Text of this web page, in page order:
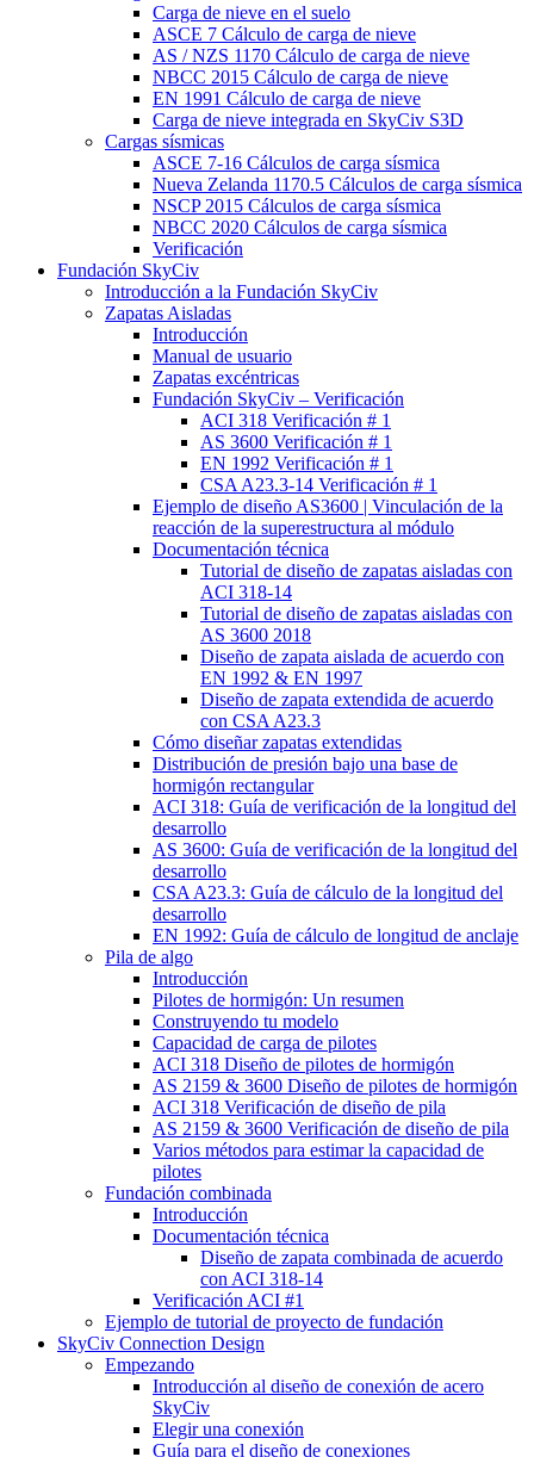
Carga de nieve en el suelo
ASCE 7 Cálculo de carga de nieve
AS / NZS 1170 Cálculo de carga de nieve
NBCC 2015 Cálculo de carga de nieve
EN 1991 Cálculo de carga de nieve
Carga de nieve integrada en SkyCiv S3D
Cargas sísmicas
ASCE 7-16 Cálculos de carga sísmica
Nueva Zelanda 1170.5 Cálculos de carga sísmica
NSCP 2015 Cálculos de carga sísmica
NBCC 2020 Cálculos de carga sísmica
Verificación
Fundación SkyCiv
Introducción a la Fundación SkyCiv
Zapatas Aisladas
Introducción
Manual de usuario
Zapatas excéntricas
Fundación SkyCiv – Verificación
ACI 318 Verificación # 1
AS 3600 Verificación # 1
EN 1992 Verificación # 1
CSA A23.3-14 Verificación # 1
Ejemplo de diseño AS3600 | Vinculación de la
reacción de la superestructura al módulo
Documentación técnica
Tutorial de diseño de zapatas aisladas con
ACI 318-14
Tutorial de diseño de zapatas aisladas con
AS 3600 2018
Diseño de zapata aislada de acuerdo con
EN 1992 & EN 1997
Diseño de zapata extendida de acuerdo
con CSA A23.3
Cómo diseñar zapatas extendidas
Distribución de presión bajo una base de
hormigón rectangular
ACI 318: Guía de verificación de la longitud del
desarrollo
AS 3600: Guía de verificación de la longitud del
desarrollo
CSA A23.3: Guía de cálculo de la longitud del
desarrollo
EN 1992: Guía de cálculo de longitud de anclaje
Pila de algo
Introducción
Pilotes de hormigón: Un resumen
Construyendo tu modelo
Capacidad de carga de pilotes
ACI 318 Diseño de pilotes de hormigón
AS 2159 & 3600 Diseño de pilotes de hormigón
ACI 318 Verificación de diseño de pila
AS 2159 & 3600 Verificación de diseño de pila
Varios métodos para estimar la capacidad de
pilotes
Fundación combinada
Introducción
Documentación técnica
Diseño de zapata combinada de acuerdo
con ACI 318-14
Verificación ACI #1
Ejemplo de tutorial de proyecto de fundación
SkyCiv Connection Design
Empezando
Introducción al diseño de conexión de acero
SkyCiv
Elegir una conexión
Guía para el diseño de conexiones